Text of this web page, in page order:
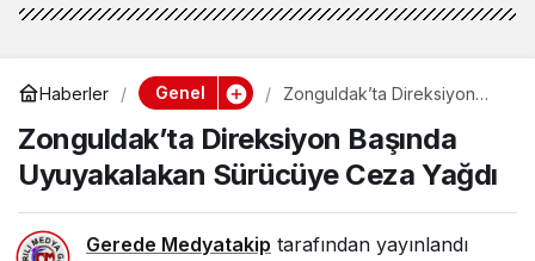
Haberler Genel
Zonguldak’ta Direksiyon
Sürücüye Ceza Yağdı
Zonguldak’ta Direksiyon Başında
Uyuyakalakan Sürücüye Ceza Yağdı
Gerede Medyatakip tarafından yayınlandı